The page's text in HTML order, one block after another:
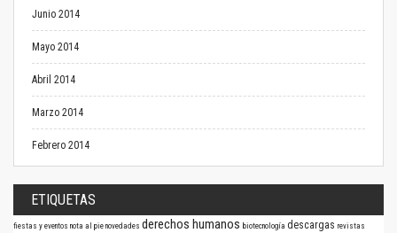
Junio 2014
Mayo 2014
Abril 2014
Marzo 2014
Febrero 2014
ETIQUETAS
fiestas y eventos nota al pie novedades derechos humanos biotecnología descargas revistas